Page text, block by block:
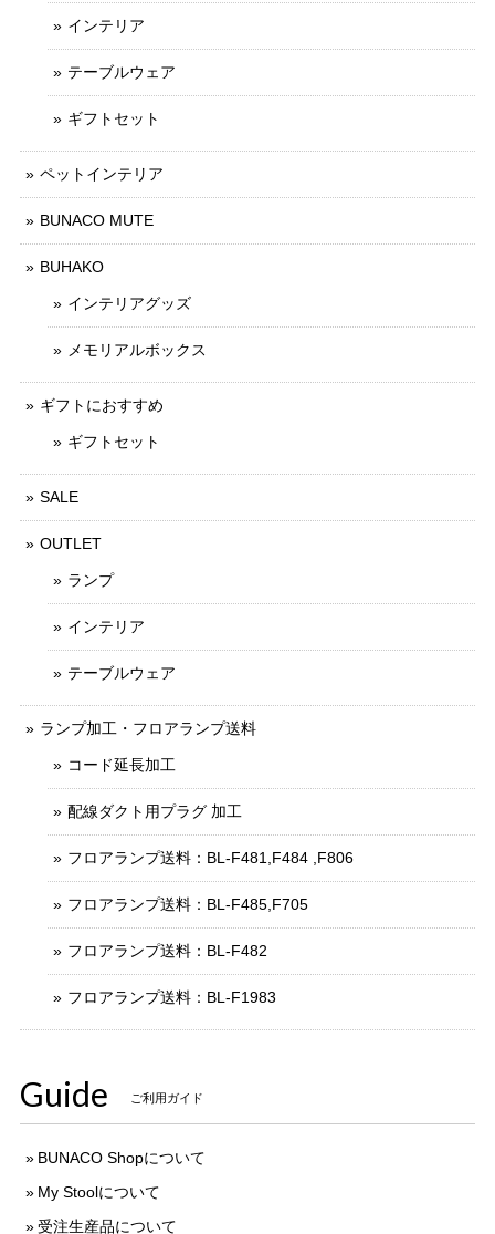
インテリア
テーブルウェア
ギフトセット
ペットインテリア
BUNACO MUTE
BUHAKO
インテリアグッズ
メモリアルボックス
ギフトにおすすめ
ギフトセット
SALE
OUTLET
ランプ
インテリア
テーブルウェア
ランプ加工・フロアランプ送料
コード延長加工
配線ダクト用プラグ 加工
フロアランプ送料：BL-F481,F484 ,F806
フロアランプ送料：BL-F485,F705
フロアランプ送料：BL-F482
フロアランプ送料：BL-F1983
Guide ご利用ガイド
BUNACO Shopについて
My Stoolについて
受注生産品について